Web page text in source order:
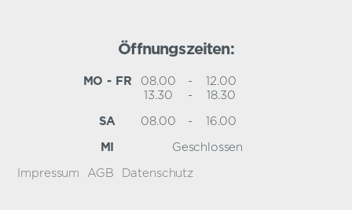
Öffnungszeiten:
MO - FR 08.00 -
12.00
13.30
- 18.30
SA 08.00 - 16.00
MI Geschlossen
Impressum AGB Datenschutz